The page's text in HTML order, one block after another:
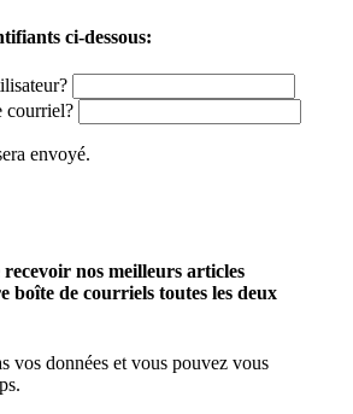
ci-dessous:
courriel?
envoyé.
nos meilleurs articles
boîte de courriels toutes les deux
vos données et vous pouvez vous